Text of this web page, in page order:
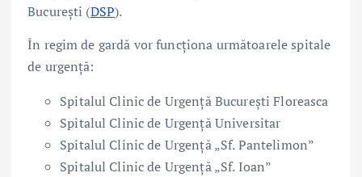
București (DSP).
În regim de gardă vor funcționa următoarele spitale
de urgență:
Spitalul Clinic de Urgență București Floreasca
Spitalul Clinic de Urgență Universitar
Spitalul Clinic de Urgență „Sf. Pantelimon”
Spitalul Clinic de Urgență „Sf. Ioan”